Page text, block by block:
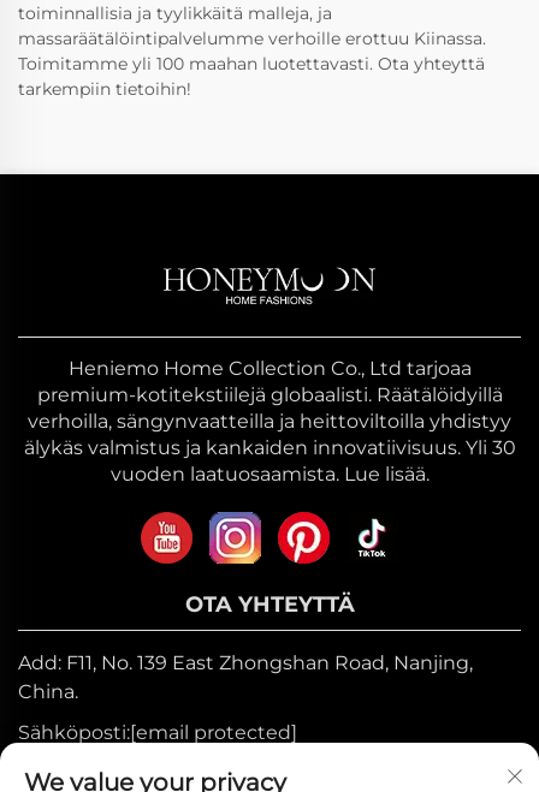
toiminnallisia ja tyylikkäitä malleja, ja
massaräätälöintipalvelumme verhoille erottuu Kiinassa.
Toimitamme yli 100 maahan luotettavasti. Ota yhteyttä
tarkempiin tietoihin!
Heniemo Home Collection Co., Ltd tarjoaa
premium-kotitekstiilejä globaalisti. Räätälöidyillä
verhoilla, sängynvaatteilla ja heittoviltoilla yhdistyy
älykäs valmistus ja kankaiden innovatiivisuus. Yli 30
vuoden laatuosaamista. Lue lisää.
OTA YHTEYTTÄ
Add: F11, No. 139 East Zhongshan Road, Nanjing,
China.
Sähköposti:[email protected]
Mobiili:+86-17327710449
We value your privacy